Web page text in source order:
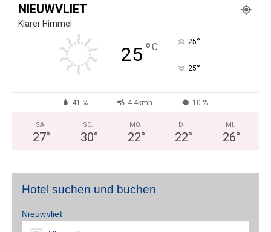
NIEUWVLIET
Klarer Himmel
25°C 25°
25°
41 % 4.4kmh 10 %
SA.
27°
SO.
30°
MO.
22°
DI.
22°
MI.
26°
Hotel suchen und buchen
Nieuwvliet